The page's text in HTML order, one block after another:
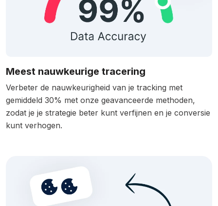
Meest nauwkeurige tracering
Verbeter de nauwkeurigheid van je tracking met
gemiddeld 30% met onze geavanceerde methoden,
zodat je je strategie beter kunt verfijnen en je conversie
kunt verhogen.